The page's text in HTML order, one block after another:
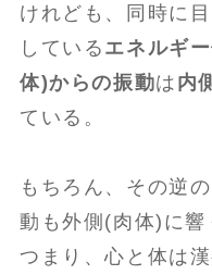
けれども、同時に
している エネルギ
体)からの振動は 内
ている。
もちろん、その逆
動も外側(肉体)に響
つまり、心と体は漢